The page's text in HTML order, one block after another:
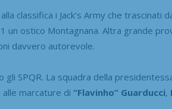
classifica i Jack’s Army che trascinati
un ostico Montagnana. Altra grande
davvero autorevole.
SPQR. La squadra della
marcature di “Flavinho” Guarducci,